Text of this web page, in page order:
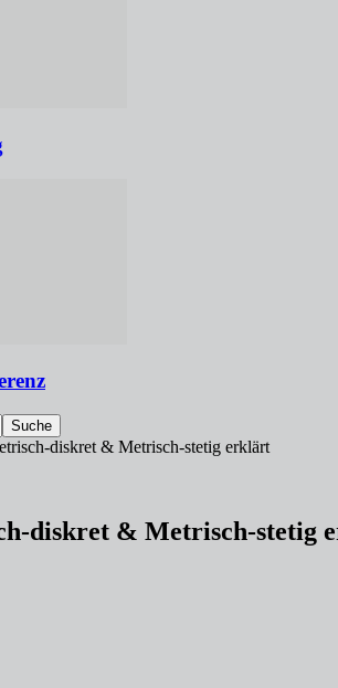
diskret & Metrisch-stetig erklärt
diskret & Metrisch-stetig